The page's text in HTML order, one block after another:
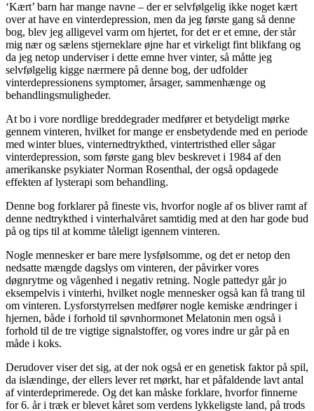
‘Kært’ barn har mange navne – der er selvfølgelig ikke noget kært
over at have en vinterdepression, men da jeg første gang så denne
bog, blev jeg alligevel varm om hjertet, for det er et emne, der står
mig nær og sælens stjerneklare øjne har et virkeligt fint blikfang og
da jeg netop underviser i dette emne hver vinter, så måtte jeg
selvfølgelig kigge nærmere på denne bog, der udfolder
vinterdepressionens symptomer, årsager, sammenhænge og
behandlingsmuligheder.
At bo i vore nordlige breddegrader medfører et betydeligt mørke
gennem vinteren, hvilket for mange er ensbetydende med en periode
med winter blues, vinternedtrykthed, vintertristhed eller sågar
vinterdepression, som første gang blev beskrevet i 1984 af den
amerikanske psykiater Norman Rosenthal, der også opdagede
effekten af lysterapi som behandling.
Denne bog forklarer på fineste vis, hvorfor nogle af os bliver ramt af
denne nedtrykthed i vinterhalvåret samtidig med at den har gode bud
på og tips til at komme tåleligt igennem vinteren.
Nogle mennesker er bare mere lysfølsomme, og det er netop den
nedsatte mængde dagslys om vinteren, der påvirker vores
døgnrytme og vågenhed i negativ retning. Nogle pattedyr går jo
eksempelvis i vinterhi, hvilket nogle mennesker også kan få trang til
om vinteren. Lysforstyrrelsen medfører nogle kemiske ændringer i
hjernen, både i forhold til søvnhormonet Melatonin men også i
forhold til de tre vigtige signalstoffer, og vores indre ur går på en
måde i koks.
Derudover viser det sig, at der nok også er en genetisk faktor på spil,
da islændinge, der ellers lever ret mørkt, har et påfaldende lavt antal
af vinterdeprimerede. Og det kan måske forklare, hvorfor finnerne
for 6. år i træk er blevet kåret som verdens lykkeligste land, på trods